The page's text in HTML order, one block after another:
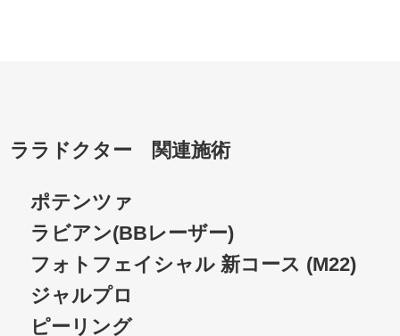
ララドクター 関連施術
ポテンツァ
ラビアン(BBレーザー)
フォトフェイシャル 新コース (M22)
ジャルプロ
ピーリング